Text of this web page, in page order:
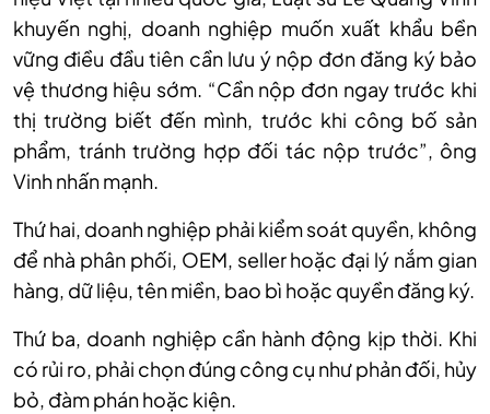
khuyến nghị, doanh nghiệp muốn xuất khẩu bền
vững điều đầu tiên cần lưu ý nộp đơn đăng ký bảo
vệ thương hiệu sớm. “Cần nộp đơn ngay trước khi
thị trường biết đến mình, trước khi công bố sản
phẩm, tránh trường hợp đối tác nộp trước”, ông
Vinh nhấn mạnh.
Thứ hai, doanh nghiệp phải kiểm soát quyền, không
để nhà phân phối, OEM, seller hoặc đại lý nắm gian
hàng, dữ liệu, tên miền, bao bì hoặc quyền đăng ký.
Thứ ba, doanh nghiệp cần hành động kịp thời. Khi
có rủi ro, phải chọn đúng công cụ như phản đối, hủy
bỏ, đàm phán hoặc kiện.